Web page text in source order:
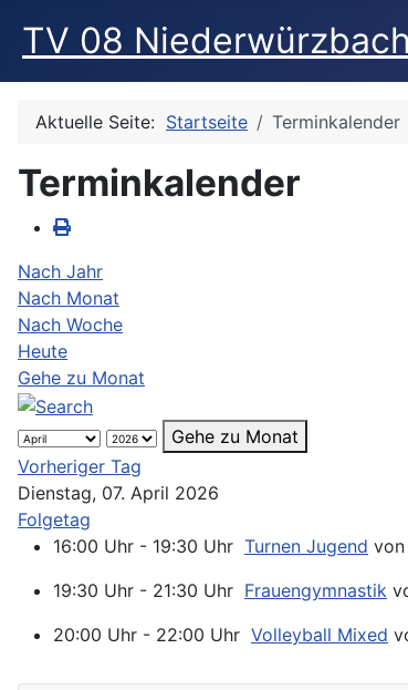
TV 08
Aktuelle Seite: Startseite Terminkalender
Terminkalender
Nach Jahr
Nach Monat
Nach Woche
Heute
Gehe zu Monat
Gehe zu Monat
Vorheriger Tag
Dienstag, 07. April 2026
Folgetag
16:00 Uhr - 19:30 Uhr Turnen Jugend von
19:30 Uhr - 21:30 Uhr Frauengymnastik
20:00 Uhr - 22:00 Uhr Volleyball Mixed